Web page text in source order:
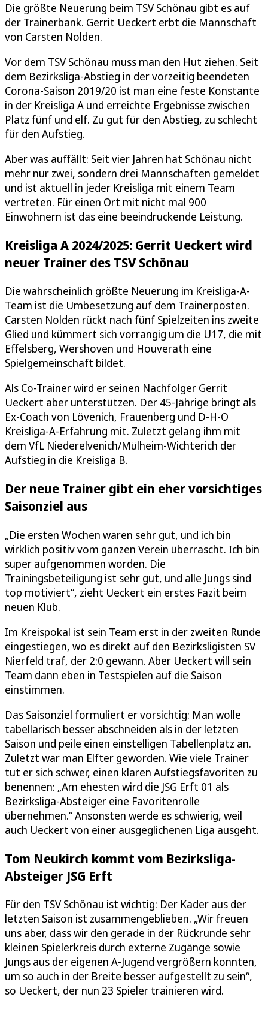
Die größte Neuerung beim TSV Schönau gibt es auf
der Trainerbank. Gerrit Ueckert erbt die Mannschaft
von Carsten Nolden.
Vor dem TSV Schönau muss man den Hut ziehen. Seit
dem Bezirksliga-Abstieg in der vorzeitig beendeten
Corona-Saison 2019/20 ist man eine feste Konstante
in der Kreisliga A und erreichte Ergebnisse zwischen
Platz fünf und elf. Zu gut für den Abstieg, zu schlecht
für den Aufstieg.
Aber was auffällt: Seit vier Jahren hat Schönau nicht
mehr nur zwei, sondern drei Mannschaften gemeldet
und ist aktuell in jeder Kreisliga mit einem Team
vertreten. Für einen Ort mit nicht mal 900
Einwohnern ist das eine beeindruckende Leistung.
Kreisliga A 2024/2025: Gerrit Ueckert wird
neuer Trainer des TSV Schönau
Die wahrscheinlich größte Neuerung im Kreisliga-A-
Team ist die Umbesetzung auf dem Trainerposten.
Carsten Nolden rückt nach fünf Spielzeiten ins zweite
Glied und kümmert sich vorrangig um die U17, die mit
Effelsberg, Wershoven und Houverath eine
Spielgemeinschaft bildet.
Als Co-Trainer wird er seinen Nachfolger Gerrit
Ueckert aber unterstützen. Der 45-Jährige bringt als
Ex-Coach von Lövenich, Frauenberg und D-H-O
Kreisliga-A-Erfahrung mit. Zuletzt gelang ihm mit
dem VfL Niederelvenich/Mülheim-Wichterich der
Aufstieg in die Kreisliga B.
Der neue Trainer gibt ein eher vorsichtiges
Saisonziel aus
„Die ersten Wochen waren sehr gut, und ich bin
wirklich positiv vom ganzen Verein überrascht. Ich bin
super aufgenommen worden. Die
Trainingsbeteiligung ist sehr gut, und alle Jungs sind
top motiviert“, zieht Ueckert ein erstes Fazit beim
neuen Klub.
Im Kreispokal ist sein Team erst in der zweiten Runde
eingestiegen, wo es direkt auf den Bezirksligisten SV
Nierfeld traf, der 2:0 gewann. Aber Ueckert will sein
Team dann eben in Testspielen auf die Saison
einstimmen.
Das Saisonziel formuliert er vorsichtig: Man wolle
tabellarisch besser abschneiden als in der letzten
Saison und peile einen einstelligen Tabellenplatz an.
Zuletzt war man Elfter geworden. Wie viele Trainer
tut er sich schwer, einen klaren Aufstiegsfavoriten zu
benennen: „Am ehesten wird die JSG Erft 01 als
Bezirksliga-Absteiger eine Favoritenrolle
übernehmen.“ Ansonsten werde es schwierig, weil
auch Ueckert von einer ausgeglichenen Liga ausgeht.
Tom Neukirch kommt vom Bezirksliga-
Absteiger JSG Erft
Für den TSV Schönau ist wichtig: Der Kader aus der
letzten Saison ist zusammengeblieben. „Wir freuen
uns aber, dass wir den gerade in der Rückrunde sehr
kleinen Spielerkreis durch externe Zugänge sowie
Jungs aus der eigenen A-Jugend vergrößern konnten,
um so auch in der Breite besser aufgestellt zu sein“,
so Ueckert, der nun 23 Spieler trainieren wird.